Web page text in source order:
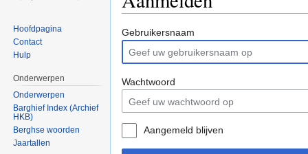
Gebruikersnaam
Wachtwoord
Aangemeld blijven
Hoofdpagina
Contact
Hulp
Onderwerpen
Onderwerpen
Barghief Index (Archief
HKB)
Berghse woorden
Jaartallen